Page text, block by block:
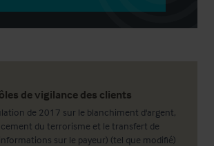
de vigilance des clients
de 2017 sur le blanchiment d'argent,
du terrorisme et le transfert de
sur le payeur) (tel que modifié)